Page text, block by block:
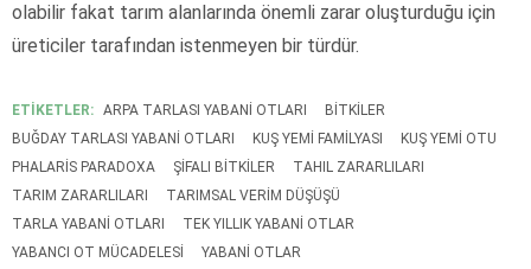
olabilir fakat tarım alanlarında önemli zarar oluşturduğu için
üreticiler tarafından istenmeyen bir türdür.
ETİKETLER: ARPA TARLASI YABANI OTLARI
BITKILER
BUĞDAY TARLASI YABANI OTLARI
KUŞ YEMI FAMILYASI
KUŞ YEMI OTU
PHALARIS PARADOXA
ŞIFALI BITKILER
TAHIL ZARARLILARI
TARIM ZARARLILARI
TARIMSAL VERIM DÜŞÜŞÜ
TARLA YABANI OTLARI
TEK YILLIK YABANI OTLAR
YABANCI OT MÜCADELESI
YABANI OTLAR